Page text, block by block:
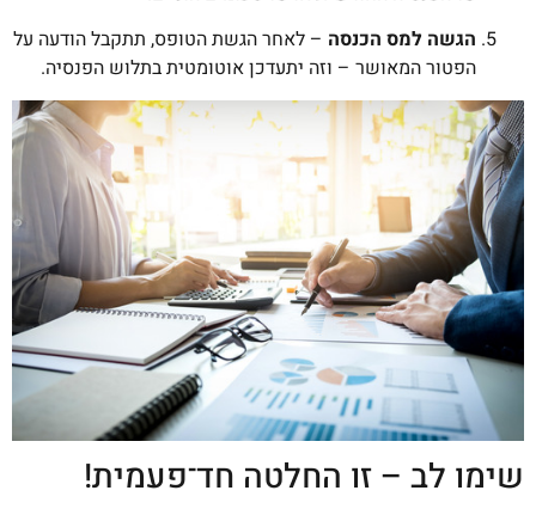
הגשה למס הכנסה – לאחר הגשת הטופס, תתקבל הודעה על
הפטור המאושר – וזה יתעדכן אוטומטית בתלוש הפנסיה.
שימו לב – זו החלטה חד־פעמית!